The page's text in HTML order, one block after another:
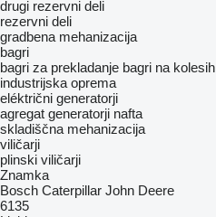
drugi rezervni deli
rezervni deli
gradbena mehanizacija
bagri
bagri za prekladanje bagri na kolesih
industrijska oprema
eléktrični generatorji
agregat generatorji nafta
skladiščna mehanizacija
viličarji
plinski viličarji
Znamka
Bosch Caterpillar John Deere
6135